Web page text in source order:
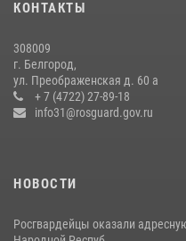
Белгородские росгвардейцы
кражи из магазина
14 июля 2026, 07:13
КОНТАКТЫ
308009
г. Белгород,
ул. Преображенская д. 60 а
+ 7 (4722) 27-89-18
info31@rosguard.gov.ru
НОВОСТИ
Росгвардейцы оказали